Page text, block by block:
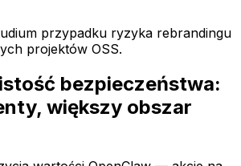
przypadku ryzyka rebrandingu
projektów OSS.
bezpieczeństwa:
większy obszar